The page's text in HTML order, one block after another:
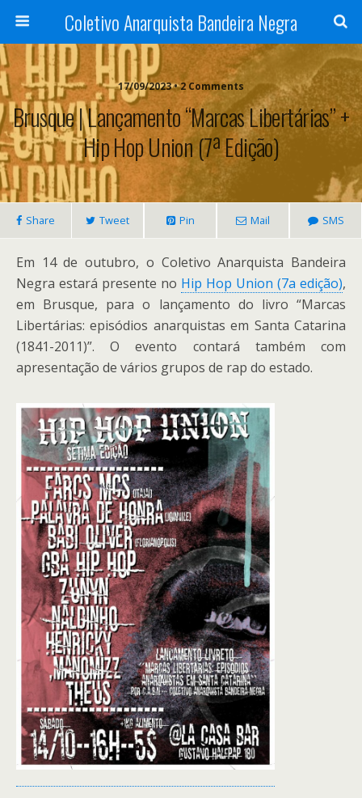
Coletivo Anarquista Bandeira Negra
17/09/2023 • 2 Comments
Brusque | Lançamento “Marcas Libertárias” +
Hip Hop Union (7ª Edição)
Share Tweet Pin Mail SMS
Em 14 de outubro, o Coletivo Anarquista Bandeira
Negra estará presente no Hip Hop Union (7a edição),
em Brusque, para o lançamento do livro “Marcas
Libertárias: episódios anarquistas em Santa Catarina
(1841-2011)”. O evento contará também com
apresentação de vários grupos de rap do estado.